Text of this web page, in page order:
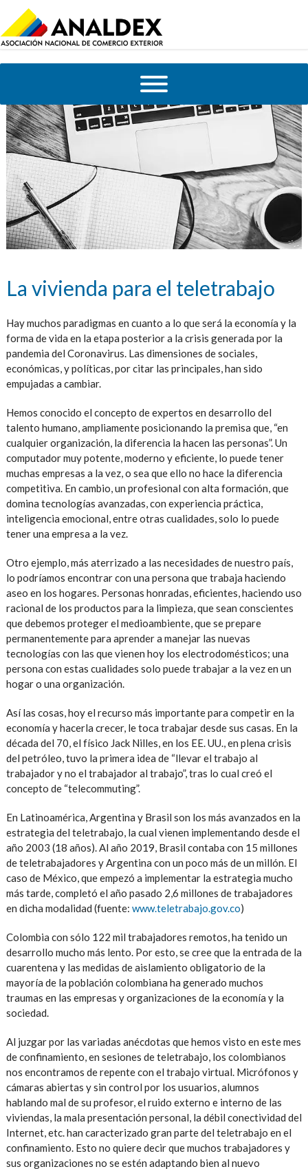
La vivienda para el teletrabajo
Hay muchos paradigmas en cuanto a lo que será la economía y la
forma de vida en la etapa posterior a la crisis generada por la
pandemia del Coronavirus. Las dimensiones de sociales,
económicas, y políticas, por citar las principales, han sido
empujadas a cambiar.
Hemos conocido el concepto de expertos en desarrollo del
talento humano, ampliamente posicionando la premisa que, “en
cualquier organización, la diferencia la hacen las personas”. Un
computador muy potente, moderno y eficiente, lo puede tener
muchas empresas a la vez, o sea que ello no hace la diferencia
competitiva. En cambio, un profesional con alta formación, que
domina tecnologías avanzadas, con experiencia práctica,
inteligencia emocional, entre otras cualidades, solo lo puede
tener una empresa a la vez.
Otro ejemplo, más aterrizado a las necesidades de nuestro país,
lo podríamos encontrar con una persona que trabaja haciendo
aseo en los hogares. Personas honradas, eficientes, haciendo uso
racional de los productos para la limpieza, que sean conscientes
que debemos proteger el medioambiente, que se prepare
permanentemente para aprender a manejar las nuevas
tecnologías con las que vienen hoy los electrodomésticos; una
persona con estas cualidades solo puede trabajar a la vez en un
hogar o una organización.
Así las cosas, hoy el recurso más importante para competir en la
economía y hacerla crecer, le toca trabajar desde sus casas. En la
década del 70, el físico Jack Nilles, en los EE. UU., en plena crisis
del petróleo, tuvo la primera idea de “llevar el trabajo al
trabajador y no el trabajador al trabajo”, tras lo cual creó el
concepto de “telecommuting”.
En Latinoamérica, Argentina y Brasil son los más avanzados en la
estrategia del teletrabajo, la cual vienen implementando desde el
año 2003 (18 años). Al año 2019, Brasil contaba con 15 millones
de teletrabajadores y Argentina con un poco más de un millón. El
caso de México, que empezó a implementar la estrategia mucho
más tarde, completó el año pasado 2,6 millones de trabajadores
en dicha modalidad (fuente: www.teletrabajo.gov.co)
Colombia con sólo 122 mil trabajadores remotos, ha tenido un
desarrollo mucho más lento. Por esto, se cree que la entrada de la
cuarentena y las medidas de aislamiento obligatorio de la
mayoría de la población colombiana ha generado muchos
traumas en las empresas y organizaciones de la economía y la
sociedad.
Al juzgar por las variadas anécdotas que hemos visto en este mes
de confinamiento, en sesiones de teletrabajo, los colombianos
nos encontramos de repente con el trabajo virtual. Micrófonos y
cámaras abiertas y sin control por los usuarios, alumnos
hablando mal de su profesor, el ruido externo e interno de las
viviendas, la mala presentación personal, la débil conectividad del
Internet, etc. han caracterizado gran parte del teletrabajo en el
confinamiento. Esto no quiere decir que muchos trabajadores y
sus organizaciones no se estén adaptando bien al nuevo